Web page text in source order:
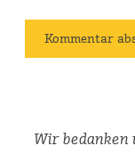
Wir bedanken